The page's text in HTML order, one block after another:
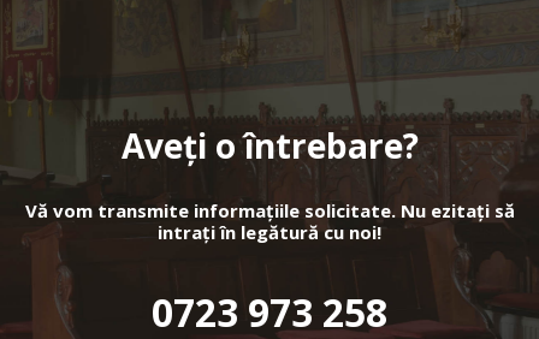
Aveți o întrebare?
Vă vom transmite informațiile solicitate. Nu ezitați să
intrați în legătură cu noi!
0723 973 258